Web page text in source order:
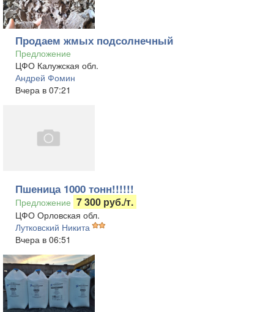
Продаем жмых подсолнечный
Предложение
ЦФО Калужская обл.
Андрей Фомин
Вчера в 07:21
Пшеница 1000 тонн!!!!!!
Предложение 7 300 руб./т.
ЦФО Орловская обл.
Лутковский Никита
Вчера в 06:51